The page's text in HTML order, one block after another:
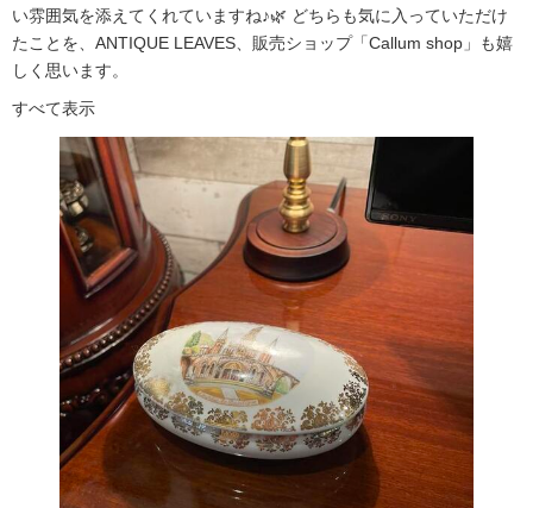
い雰囲気を添えてくれていますね♪🌿 どちらも気に入っていただけ
たことを、ANTIQUE LEAVES、販売ショップ「Callum shop」も嬉
しく思います。
すべて表示